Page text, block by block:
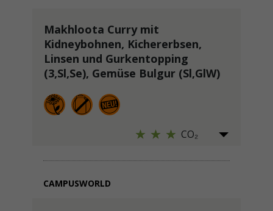
Makhloota Curry mit
Kidneybohnen, Kichererbsen,
Linsen und Gurkentopping
(3,Sl,Se), Gemüse Bulgur (Sl,GlW)
CO₂
CAMPUSWORLD